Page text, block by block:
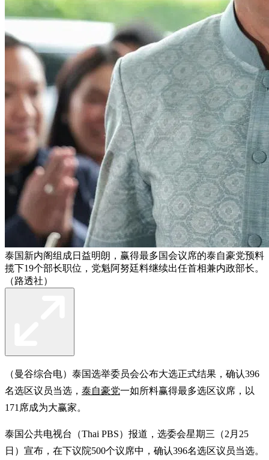
泰国新内阁组成日益明朗，赢得最多国会议席的泰自豪党预料
揽下19个部长职位，党魁阿努廷料继续出任首相兼内政部长。
（路透社）
（曼谷综合电）泰国选举委员会公布大选正式结果，确认396
名选区议员当选， 泰自豪党一如所料赢得最多选区议席，以
171席成为大赢家。
泰国公共电视台（Thai PBS）报道，选委会星期三（2月25
日）宣布，在下议院500个议席中，确认396名选区议员当选。